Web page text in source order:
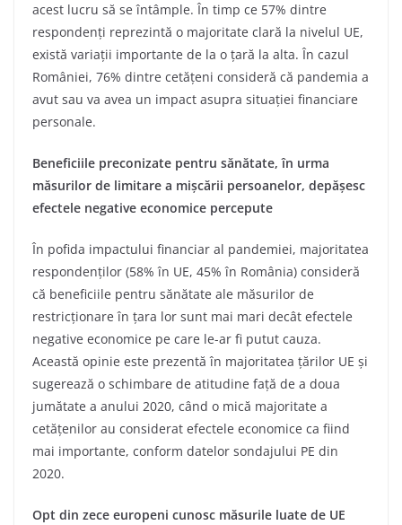
acest lucru să se întâmple. În timp ce 57% dintre
respondenți reprezintă o majoritate clară la nivelul UE,
există variații importante de la o țară la alta. În cazul
României, 76% dintre cetățeni consideră că pandemia a
avut sau va avea un impact asupra situației financiare
personale.
Beneficiile preconizate pentru sănătate, în urma
măsurilor de limitare a mișcării persoanelor, depășesc
efectele negative economice percepute
În pofida impactului financiar al pandemiei, majoritatea
respondenților (58% în UE, 45% în România) consideră
că beneficiile pentru sănătate ale măsurilor de
restricționare în țara lor sunt mai mari decât efectele
negative economice pe care le-ar fi putut cauza.
Această opinie este prezentă în majoritatea țărilor UE și
sugerează o schimbare de atitudine față de a doua
jumătate a anului 2020, când o mică majoritate a
cetățenilor au considerat efectele economice ca fiind
mai importante, conform datelor sondajului PE din
2020.
Opt din zece europeni cunosc măsurile luate de UE